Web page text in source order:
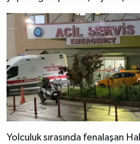
Yolculuk sırasında fenalaşan